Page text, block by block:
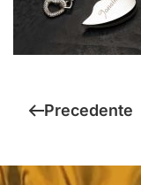
Precedente